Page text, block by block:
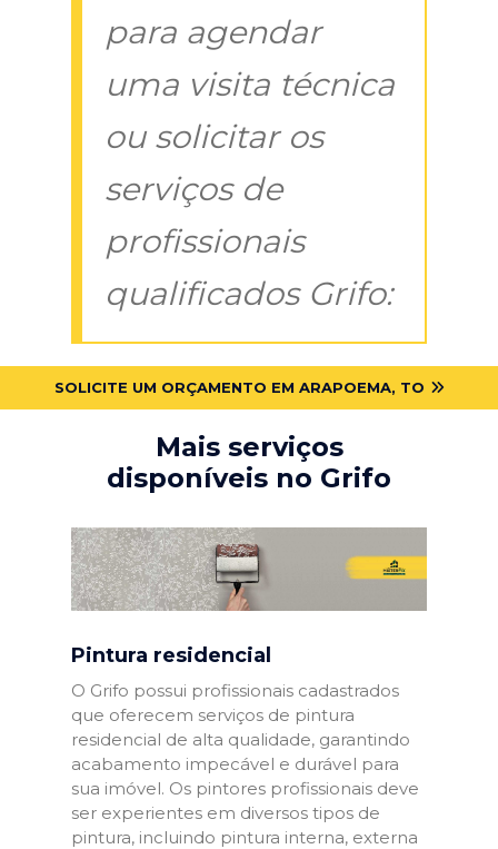
para agendar
uma visita técnica
ou solicitar os
serviços de
profissionais
qualificados Grifo:
SOLICITE UM ORÇAMENTO EM ARAPOEMA, TO
Mais serviços
disponíveis no Grifo
Pintura residencial
O Grifo possui profissionais cadastrados
que oferecem serviços de pintura
residencial de alta qualidade, garantindo
acabamento impecável e durável para
sua imóvel. Os pintores profissionais deve
ser experientes em diversos tipos de
pintura, incluindo pintura interna, externa